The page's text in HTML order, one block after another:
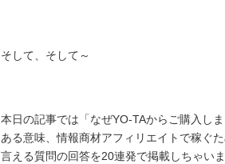
そして、そして～
本日の記事では「なぜYO-TAからご購入し
ある意味、情報商材アフィリエイトで稼ぐ
言える質問の回答を20連発で掲載しちゃい